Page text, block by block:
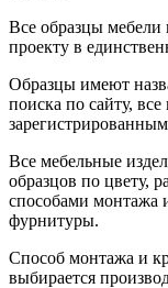
Все образцы
проекту в
Образцы имеют
поиска по сайту,
Все мебельные
образцов по цвету,
способами монтажа
фурнитуры.
Способ монтажа и
выбирается